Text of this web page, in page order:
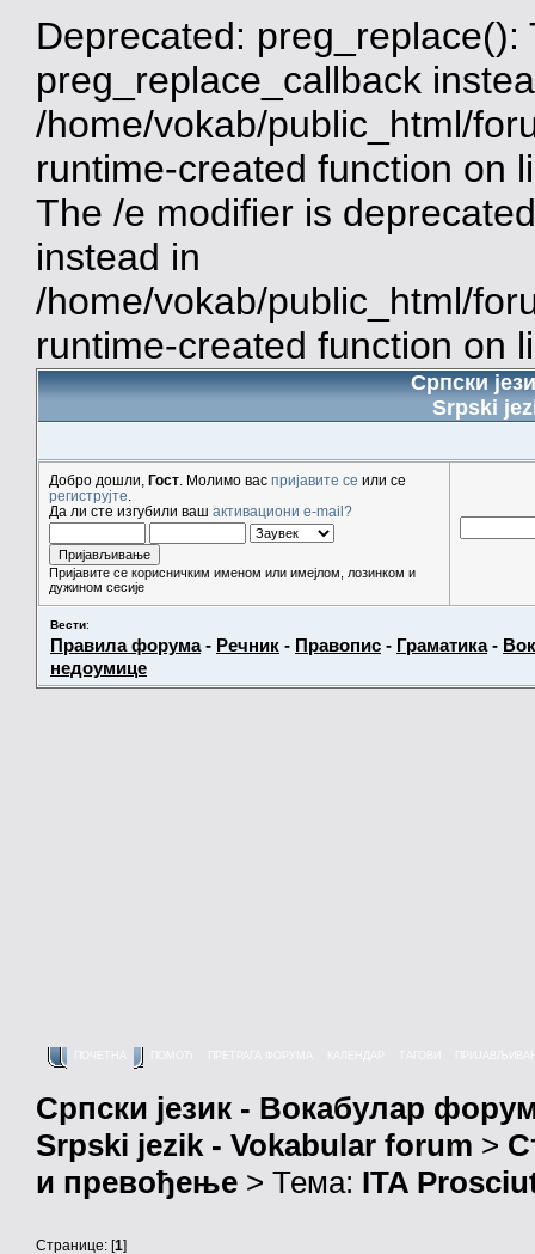
Deprecated:
preg_replace_callback
/home/vokab/public_html/
runtime-created function on
The /e modifier is
instead in
/home/vokab/public_html/
runtime-created function on
Српски
Srpski
Добро дошли, Гост . Молимо вас пријавите се или се
региструјте
Да ли сте изгубили ваш активациони e-mail?
Пријавите се корисничким именом или имејлом, лозинком и
дужином сесије
Вести:
Правила форума- Речник - Правопис - Граматика-
недоумице
КАЛЕНДАР
Српски језик - Вокабулар
Srpski jezik - Vokabular forum >
и превођење > Тема: ITA
Странице: [1]